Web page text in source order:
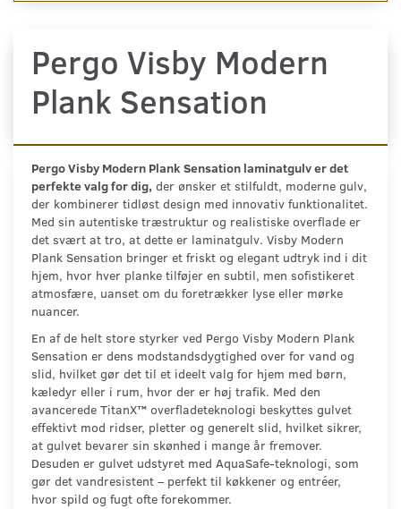
Pergo Visby Modern
Plank Sensation
Pergo Visby Modern Plank Sensation laminatgulv er det
perfekte valg for dig, der ønsker et stilfuldt, moderne gulv,
der kombinerer tidløst design med innovativ funktionalitet.
Med sin autentiske træstruktur og realistiske overflade er
det svært at tro, at dette er laminatgulv. Visby Modern
Plank Sensation bringer et friskt og elegant udtryk ind i dit
hjem, hvor hver planke tilføjer en subtil, men sofistikeret
atmosfære, uanset om du foretrækker lyse eller mørke
nuancer.
En af de helt store styrker ved Pergo Visby Modern Plank
Sensation er dens modstandsdygtighed over for vand og
slid, hvilket gør det til et ideelt valg for hjem med børn,
kæledyr eller i rum, hvor der er høj trafik. Med den
avancerede TitanX™ overfladeteknologi beskyttes gulvet
effektivt mod ridser, pletter og generelt slid, hvilket sikrer,
at gulvet bevarer sin skønhed i mange år fremover.
Desuden er gulvet udstyret med AquaSafe-teknologi, som
gør det vandresistent – perfekt til køkkener og entréer,
hvor spild og fugt ofte forekommer.